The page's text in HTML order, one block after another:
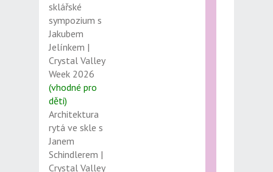
sklářské
sympozium s
Jakubem
Jelínkem |
Crystal Valley
Week 2026
(vhodné pro
děti)
Architektura
rytá ve skle s
Janem
Schindlerem |
Crystal Valley